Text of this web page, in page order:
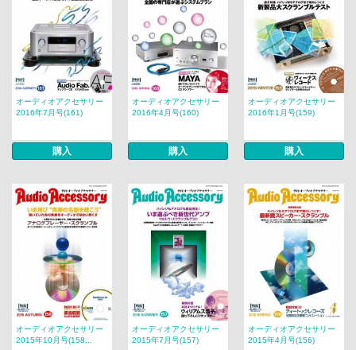
オーディオアクセサリー
2016年7月号(161)
購入
オーディオアクセサリー
2016年4月号(160)
購入
オーディオアクセサリー
2016年1月号(159)
購入
オーディオアクセサリー
2015年10月号(158...
オーディオアクセサリー
2015年7月号(157)
オーディオアクセサリー
2015年4月号(156)